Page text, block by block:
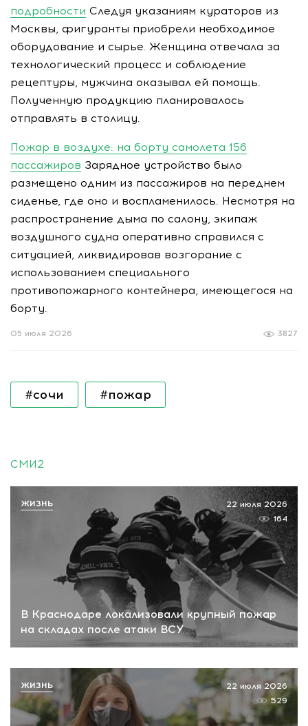
подробности Следуя указаниям кураторов из
Москвы, фигуранты приобрели необходимое
оборудование и сырье. Женщина отвечала за
технологический процесс и соблюдение
рецептуры, мужчина оказывал ей помощь.
Полученную продукцию планировалось
отправлять в столицу.
Пожар в воздухе: на борту самолета 156
пассажиров Зарядное устройство было
размещено одним из пассажиров на переднем
сиденье, где оно и воспламенилось. Несмотря на
распространение дыма по салону, экипаж
воздушного судна оперативно справился с
ситуацией, ликвидировав возгорание с
использованием специального
противопожарного контейнера, имеющегося на
борту.
3827
05 июля 2026
#сочи #пожар
СМИ2
В Краснодаре локализовали крупный пожар
на складах после атаки ВСУ
22 июля 2026
164
ЖИЗНЬ
22 июля 2026
529
ЖИЗНЬ